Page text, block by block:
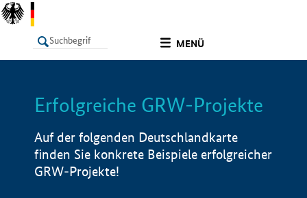
MENÜ
LISTE Info
Erfolgreiche GRW-Projekte
Auf der folgenden Deutschlandkarte
finden Sie konkrete Beispiele erfolgreicher
GRW-Projekte!